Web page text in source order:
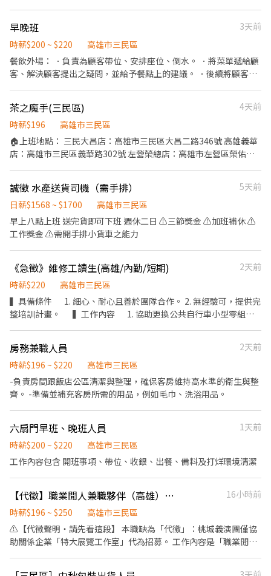
元津貼補助 3.就職滿一年，既可享有年假代金 4.一切遵守勞工安全
規範 5.公開升遷管道，表現良好可以提供升遷 #餐飲業是個體力
活，請做好心理準備😆 #給班時間彈性，上3-8小時皆可（門市會依
業績需求與學習表現排班），一個禮拜最少要給2-3天 #適合學生賺
膳體檢(約$1000-1200) #薪資每半個月10號/25號各領一次，帳戶薪
轉，需準備國泰銀行帳戶 以上條件接受者歡迎應徵😃
早晚班
3天前
時薪$200 ~ $220
高雄市三民區
餐飲外場： ．負責為顧客帶位、安排座位、倒水。 ．將菜單遞給顧
客、解決顧客提出之疑問，並給予餐點上的建議。 ．後續將顧客點
負責結帳、收銀等工作。 餐飲內場： ．擔任廚師的助手，處理烹飪
前與烹飪中之準備工作與其他餐廳相關事務。 ．負責洗、剝、削、
切各種食材。 ．負責清理工作環境、設備和餐具。 ．準備不同餐點
所需要的食材。 ．協助測量食材的容量與重量。 ．負責擺盤、打包
茶之魔手(三民區)
4天前
時薪$196
高雄市三民區
🏠上班地點： 三民大昌店：高雄市三民區大昌二路346號 高雄義華
店：高雄市三民區義華路302號 左營榮總店：高雄市左營區榮佑路
忱，具備高度親和力 6.個性積極主動、有責任感、適應力強、抗壓
性佳。 7.排班制。 （保險） 勞保 健保 勞退提撥 團體意外險 （型
態） 上班時段：08:30-22:30 休假制度：依公司規定
誠徵 水產送貨司機（需手排）
5天前
日薪$1568 ~ $1700
高雄市三民區
早上八點上班 送完貨即可下班 週休二日 ⚠️三節獎金 ⚠️加班補休 ⚠️
工作獎金 ⚠️需開手排小貨車之能力
《急徵》維修工讀生(高雄/內勤/短期)
2天前
時薪$220
高雄市三民區
▍具備條件 1. 細心、耐心且善於團隊合作。 2. 無經驗可，提供完
整培訓計畫。 ▍工作內容 1. 協助更換公共自行車小型零組
00 (中午休息一小時)。 ▍職缺投遞網址 請至公司 104 徵才頁
面投遞：https://www.104.com.tw/job/94lpg?
jobsource=company_job
房務兼職人員
2天前
時薪$196 ~ $220
高雄市三民區
-負責房間跟飯店公區清潔與整理，確保客房維持高水準的衛生與整
齊。 -準備並補充客房所需的用品，例如毛巾、洗浴用品。
六扇門早班、晚班人員
1天前
時薪$200 ~ $220
高雄市三民區
工作內容包含 開班事項、帶位、收銀、出餐、備料及打烊環境清潔
【代徵】職業閒人兼職夥伴（高雄）｜排隊・跑腿・臨時人手｜有空才接・隔日領
16小時前
時薪$196 ~ $250
高雄市三民區
⚠️【代徵聲明・請先看這段】 本職缺為「代徵」：桃城義演團僅協
助關係企業「特大展覽工作室」代為招募。 工作內容是「職業閒